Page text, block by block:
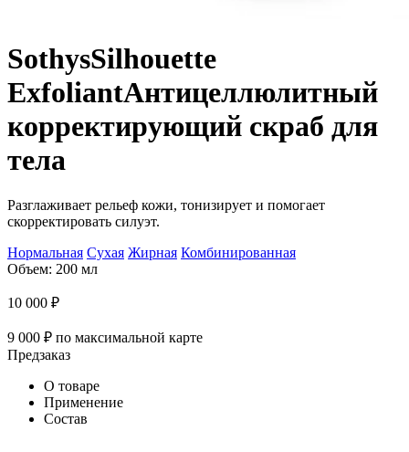
SothysSilhouette
ExfoliantАнтицеллюлитный
корректирующий скраб для
тела
Разглаживает рельеф кожи, тонизирует и помогает
скорректировать силуэт.
Нормальная Сухая Жирная Комбинированная
Объем: 200 мл
10 000 ₽
9 000 ₽ по максимальной карте
Предзаказ
О товаре
Применение
Состав